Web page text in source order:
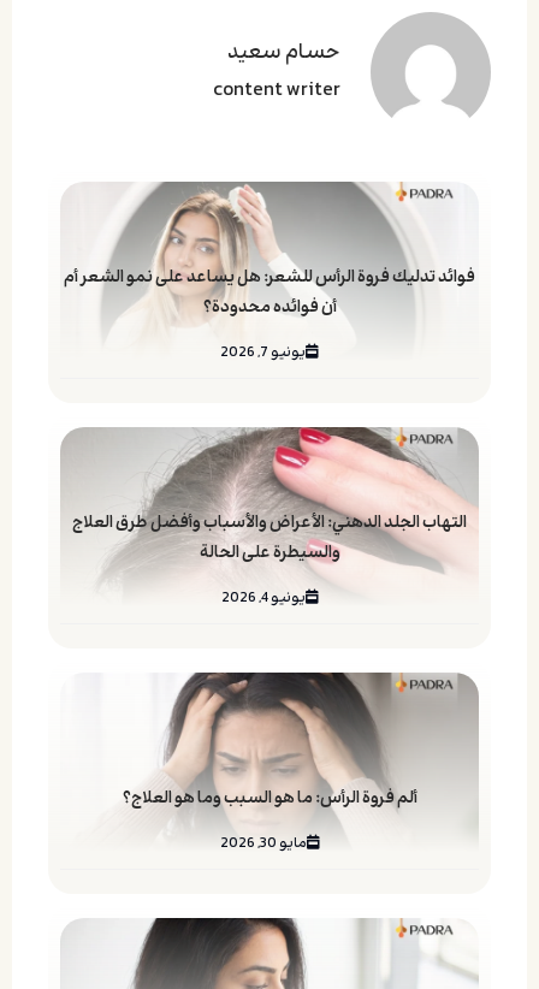
فوائد تدليك فروة الرأس للشعر: هل يساعد على نمو الشعر أم
أن فوائده محدودة؟
يونيو 7, 2026
التهاب الجلد الدهني: الأعراض والأسباب وأفضل طرق العلاج
والسيطرة على الحالة
يونيو 4, 2026
ألم فروة الرأس: ما هو السبب وما هو العلاج؟
مايو 30, 2026
حسام سعید
content writer